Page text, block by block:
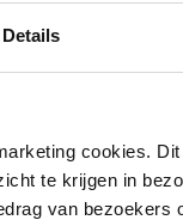
Details
cookies.
te krijgen in
van bezoekers